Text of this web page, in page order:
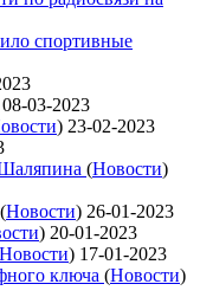
спортивные
08-03-2023
) 23-02-2023
(Новости)
(Новости) 26-01-2023
) 20-01-2023
Новости) 17-01-2023
ключа (Новости)